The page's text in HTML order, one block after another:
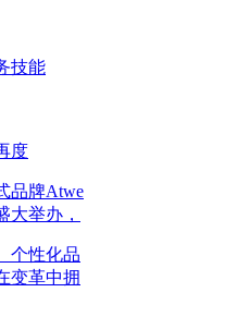
技能
度
品牌Atwe
大举办，
个性化品
变革中拥